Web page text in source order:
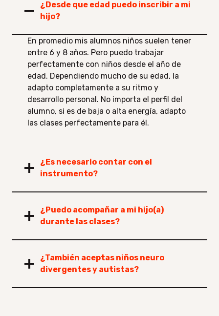
¿Desde que edad puedo inscribir a mi
hijo?
En promedio mis alumnos niños suelen tener
entre 6 y 8 años. Pero puedo trabajar
perfectamente con niños desde el año de
edad. Dependiendo mucho de su edad, la
adapto completamente a su ritmo y
desarrollo personal. No importa el perfil del
alumno, si es de baja o alta energía, adapto
las clases perfectamente para él.
¿Es necesario contar con el
instrumento?
¿Puedo acompañar a mi hijo(a)
durante las clases?
¿También aceptas niños neuro
divergentes y autistas?